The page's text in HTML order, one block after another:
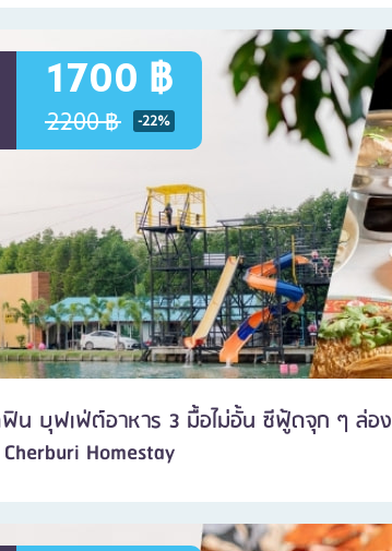
1700 ฿
2200 ฿ -22%
น บุฟเฟ่ต์อาหาร 3 มื้อไม่อั้น ซีฟู้ดจุก ๆ ล่อง
Homestay